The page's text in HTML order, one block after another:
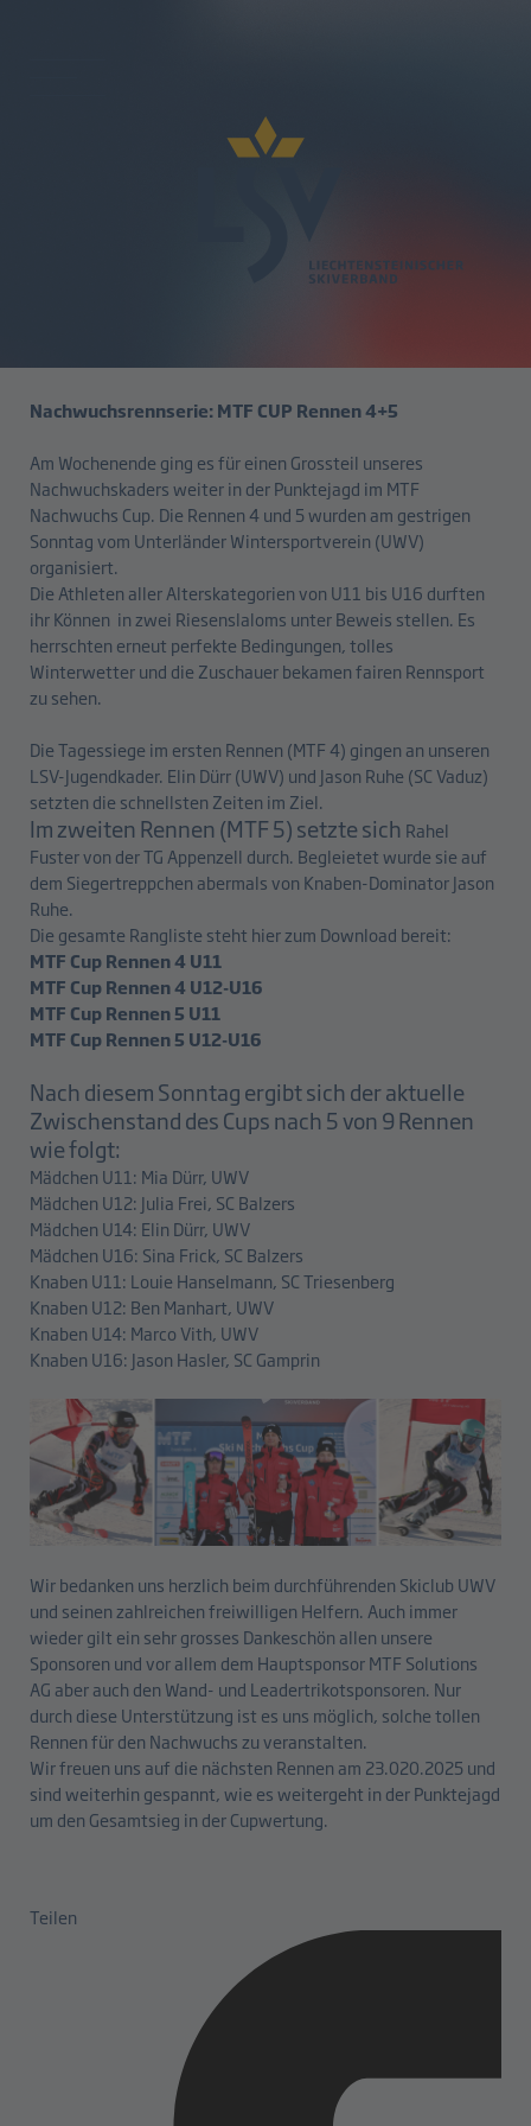
Nachwuchsrennserie: MTF CUP Rennen 4+5
Am Wochenende ging es für einen Grossteil unseres
Nachwuchskaders weiter in der Punktejagd im MTF
Nachwuchs Cup. Die Rennen 4 und 5 wurden am gestrigen
Sonntag vom Unterländer Wintersportverein (UWV)
organisiert.
Die Athleten aller Alterskategorien von U11 bis U16 durften
ihr Können in zwei Riesenslaloms unter Beweis stellen. Es
herrschten erneut perfekte Bedingungen, tolles
Winterwetter und die Zuschauer bekamen fairen Rennsport
zu sehen.
Die Tagessiege im ersten Rennen (MTF 4) gingen an unseren
LSV-Jugendkader. Elin Dürr (UWV) und Jason Ruhe (SC Vaduz)
setzten die schnellsten Zeiten im Ziel.
Im zweiten Rennen (MTF 5) setzte sich Rahel
Fuster von der TG Appenzell durch. Begleietet wurde sie auf
dem Siegertreppchen abermals von Knaben-Dominator Jason
Ruhe.
Die gesamte Rangliste steht hier zum Download bereit:
MTF Cup Rennen 4 U11
MTF Cup Rennen 4 U12-U16
MTF Cup Rennen 5 U11
MTF Cup Rennen 5 U12-U16
Nach diesem Sonntag ergibt sich der aktuelle
Zwischenstand des Cups nach 5 von 9 Rennen
wie folgt:
Mädchen U11: Mia Dürr, UWV
Mädchen U12: Julia Frei, SC Balzers
Mädchen U14: Elin Dürr, UWV
Mädchen U16: Sina Frick, SC Balzers
Knaben U11: Louie Hanselmann, SC Triesenberg
Knaben U12: Ben Manhart, UWV
Knaben U14: Marco Vith, UWV
Knaben U16: Jason Hasler, SC Gamprin
Wir bedanken uns herzlich beim durchführenden Skiclub UWV
und seinen zahlreichen freiwilligen Helfern. Auch immer
wieder gilt ein sehr grosses Dankeschön allen unsere
Sponsoren und vor allem dem Hauptsponsor MTF Solutions
AG aber auch den Wand- und Leadertrikotsponsoren. Nur
durch diese Unterstützung ist es uns möglich, solche tollen
Rennen für den Nachwuchs zu veranstalten.
Wir freuen uns auf die nächsten Rennen am 23.020.2025 und
sind weiterhin gespannt, wie es weitergeht in der Punktejagd
um den Gesamtsieg in der Cupwertung.
Teilen